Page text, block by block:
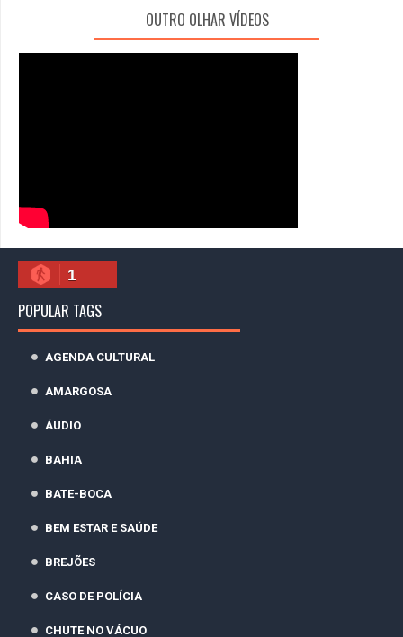
OUTRO OLHAR VÍDEOS
1
POPULAR TAGS
AGENDA CULTURAL
AMARGOSA
ÁUDIO
BAHIA
BATE-BOCA
BEM ESTAR E SAÚDE
BREJÕES
CASO DE POLÍCIA
CHUTE NO VÁCUO